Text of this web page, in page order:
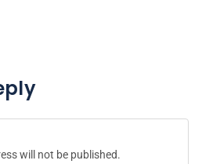
will not be published.